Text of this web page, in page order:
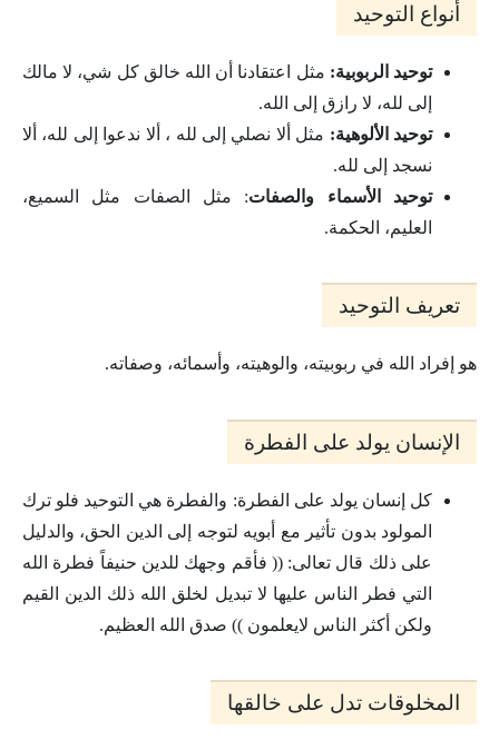
أنواع التوحيد
توحيد الربوبية: مثل اعتقادنا أن الله خالق كل شي، لا مالك
إلى لله، لا رازق إلى الله.
توحيد الألوهية: مثل ألا نصلي إلى لله ، ألا ندعوا إلى لله، ألا
نسجد إلى لله.
توحيد الأسماء والصفات: مثل الصفات مثل السميع،
العليم، الحكمة.
تعريف التوحيد
هو إفراد الله في ربوبيته، والوهيته، وأسمائه، وصفاته.
الإنسان يولد على الفطرة
كل إنسان يولد على الفطرة: والفطرة هي التوحيد فلو ترك
المولود بدون تأثير مع أبويه لتوجه إلى الدين الحق، والدليل
على ذلك قال تعالى: (( فأقم وجهك للدين حنيفاً فطرة الله
التي فطر الناس عليها لا تبديل لخلق الله ذلك الدين القيم
ولكن أكثر الناس لايعلمون )) صدق الله العظيم.
المخلوقات تدل على خالقها